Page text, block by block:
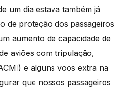
um dia estava também já
de proteção dos passageiros
aumento de capacidade de
aviões com tripulação,
e alguns voos extra na
que nossos passageiros